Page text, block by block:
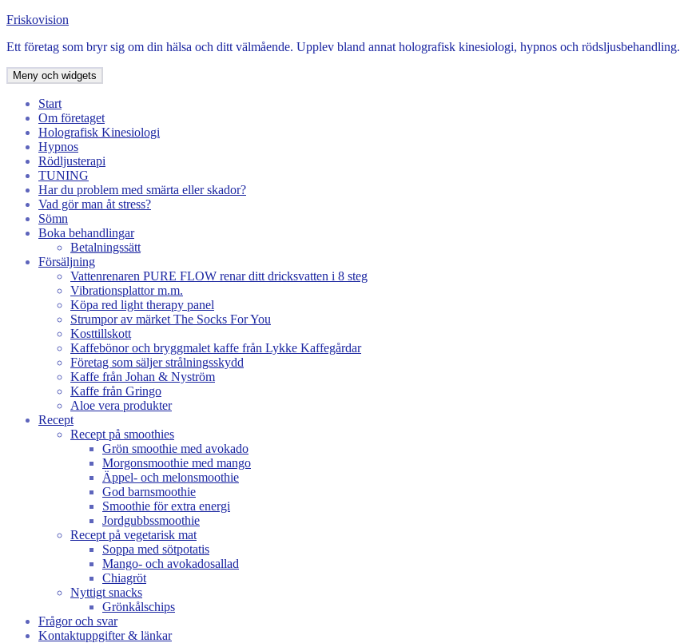
Hoppa
innehåll
Friskovision
Ett företag som bryr sig om din hälsa och ditt välmående. Upplev bland annat holografisk kinesiologi, hypnos och rödsljusbehandling.
Meny och widgets
Start
Om företaget
Holografisk Kinesiologi
Hypnos
Rödljusterapi
TUNING
Har du problem med smärta eller skador?
Vad gör man åt stress?
Sömn
Boka behandlingar
Betalningssätt
Försäljning
Vattenrenaren PURE FLOW renar ditt dricksvatten i 8 steg
Vibrationsplattor m.m.
Köpa red light therapy panel
Strumpor av märket The Socks For You
Kosttillskott
Kaffebönor och bryggmalet kaffe från Lykke Kaffegårdar
Företag som säljer strålningsskydd
Kaffe från Johan & Nyström
Kaffe från Gringo
Aloe vera produkter
Recept
Recept på smoothies
Grön smoothie med avokado
Morgonsmoothie med mango
Äppel- och melonsmoothie
God barnsmoothie
Smoothie för extra energi
Jordgubbssmoothie
Recept på vegetarisk mat
Soppa med sötpotatis
Mango- och avokadosallad
Chiagröt
Nyttigt snacks
Grönkålschips
Frågor och svar
Kontaktuppgifter & länkar